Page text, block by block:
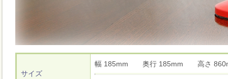
サイズ
幅 185mm 奥行 185mm 高さ